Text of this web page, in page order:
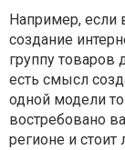
Например, если
создание
группу товаров
есть смысл
одной модели
востребовано
регионе и стоит